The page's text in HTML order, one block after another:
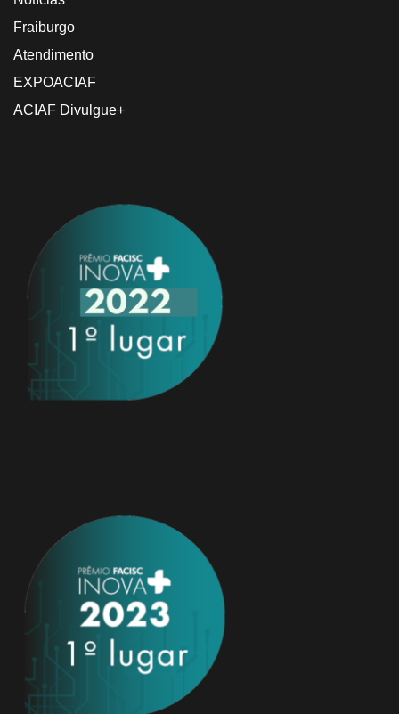
Fraiburgo
Atendimento
EXPOACIAF
ACIAF Divulgue+